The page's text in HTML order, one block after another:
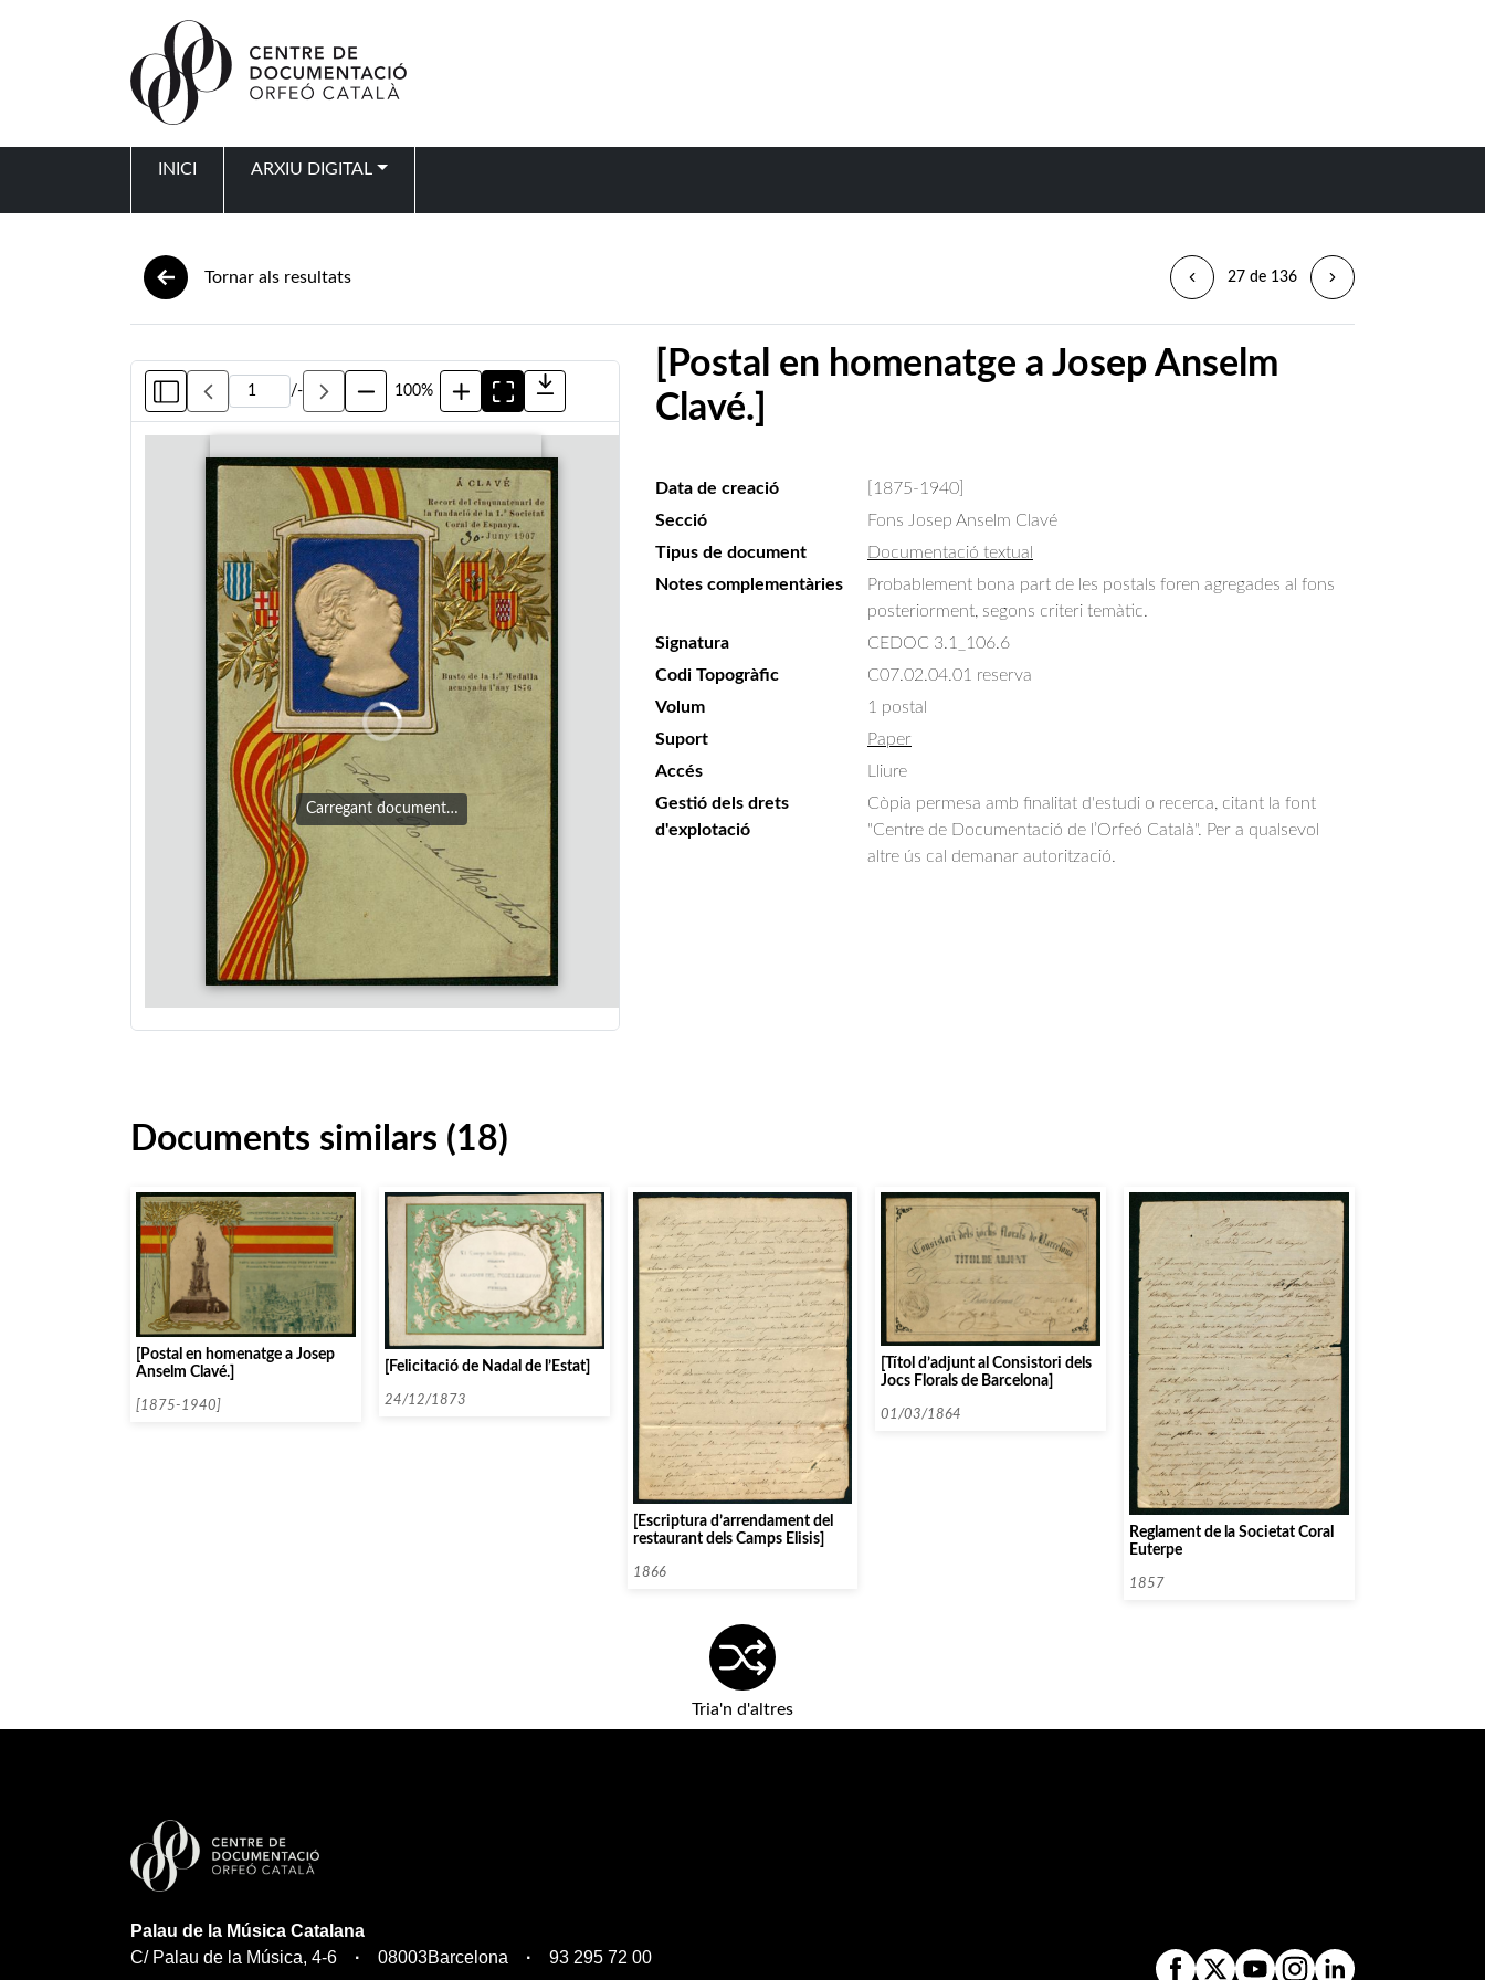
INICI ARXIU DIGITAL
Tornar als resultats 27 de 136
/- 100%
Carregant document…
[Postal en homenatge a Josep Anselm
Clavé.]
Data de creació
[1875-1940]
Secció
Fons Josep Anselm Clavé
Tipus de document
Documentació textual
Notes complementàries
Probablement bona part de les postals foren agregades al fons
posteriorment, segons criteri temàtic.
Signatura
CEDOC 3.1_106.6
Codi Topogràfic
C07.02.04.01 reserva
Volum
1 postal
Suport
Paper
Accés
Lliure
Gestió dels drets
d'explotació
Còpia permesa amb finalitat d'estudi o recerca, citant la font
"Centre de Documentació de l’Orfeó Català". Per a qualsevol
altre ús cal demanar autorització.
Documents similars (18)
[Postal en homenatge a Josep
Anselm Clavé.]
[1875-1940]
[Felicitació de Nadal de l’Estat]
24/12/1873
[Escriptura d’arrendament del
restaurant dels Camps Elisis]
1866
[Títol d’adjunt al Consistori dels
Jocs Florals de Barcelona]
01/03/1864
Reglament de la Societat Coral
Euterpe
1857
Tria'n d'altres
Palau de la Música Catalana
C/ Palau de la Música, 4-6
08003Barcelona 93 295 72 00